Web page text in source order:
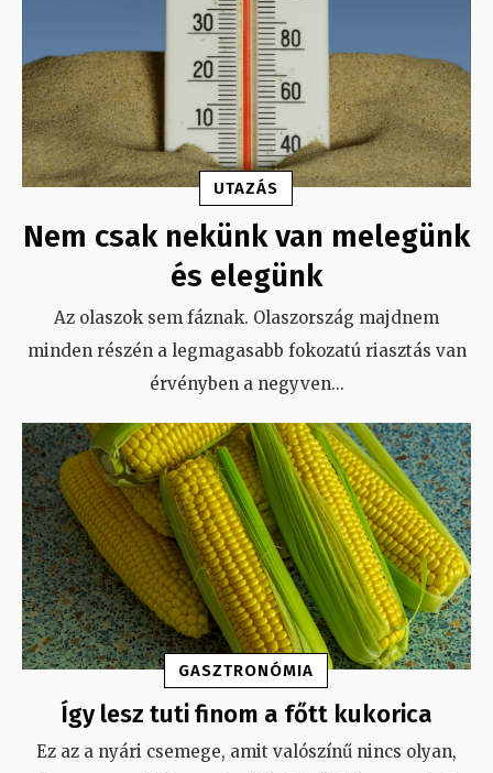
UTAZÁS
Nem csak nekünk van melegünk
és elegünk
Az olaszok sem fáznak. Olaszország majdnem
minden részén a legmagasabb fokozatú riasztás van
érvényben a negyven...
GASZTRONÓMIA
Így lesz tuti finom a főtt kukorica
Ez az a nyári csemege, amit valószínű nincs olyan,